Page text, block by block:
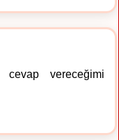
cevap vereceğimi